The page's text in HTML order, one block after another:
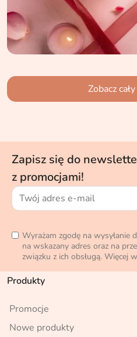
Zobacz
Zapisz się do
z promocjami!
Wyrażam zgodę na wysyłanie
na wskazany adres oraz na
związku z ich obsługą. Więcej w
Produkty
Promocje
Nowe produkty